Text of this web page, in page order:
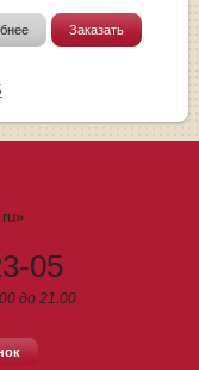
Заказать
05
до 21.00